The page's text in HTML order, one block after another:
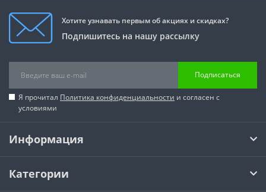
Хотите узнавать первым об акциях и скидках?
Подпишитесь на нашу рассылку
Подписаться
Я прочитал Политика конфиденциальности и согласен с
условиями
Информация
Категории